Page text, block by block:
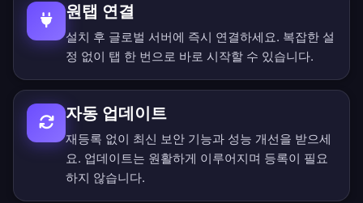
원탭 연결
설치 후 글로벌 서버에 즉시 연결하세요. 복잡한 설
정 없이 탭 한 번으로 바로 시작할 수 있습니다.
자동 업데이트
재등록 없이 최신 보안 기능과 성능 개선을 받으세
요. 업데이트는 원활하게 이루어지며 등록이 필요
하지 않습니다.